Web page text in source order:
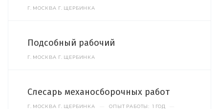
Г. МОСКВА Г. ЩЕРБИНКА
Подсобный рабочий
Г. МОСКВА Г. ЩЕРБИНКА
Слесарь механосборочных работ
Г. МОСКВА Г. ЩЕРБИНКА ОПЫТ РАБОТЫ: 1 ГОД